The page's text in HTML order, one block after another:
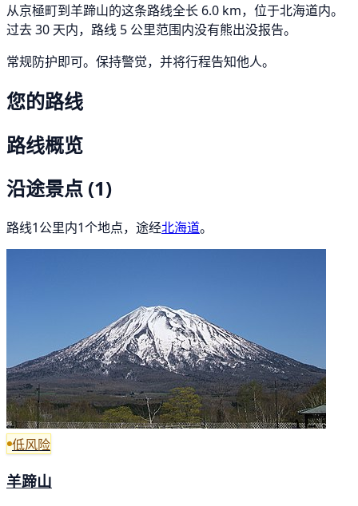
从京極町到羊蹄山的这条路线全长 6.0 km，位于北海道内。
过去 30 天内，路线 5 公里范围内没有熊出没报告。
常规防护即可。保持警觉，并将行程告知他人。
您的路线
路线概览
沿途景点 (1)
路线1公里内1个地点，途经北海道。
低风险
羊蹄山